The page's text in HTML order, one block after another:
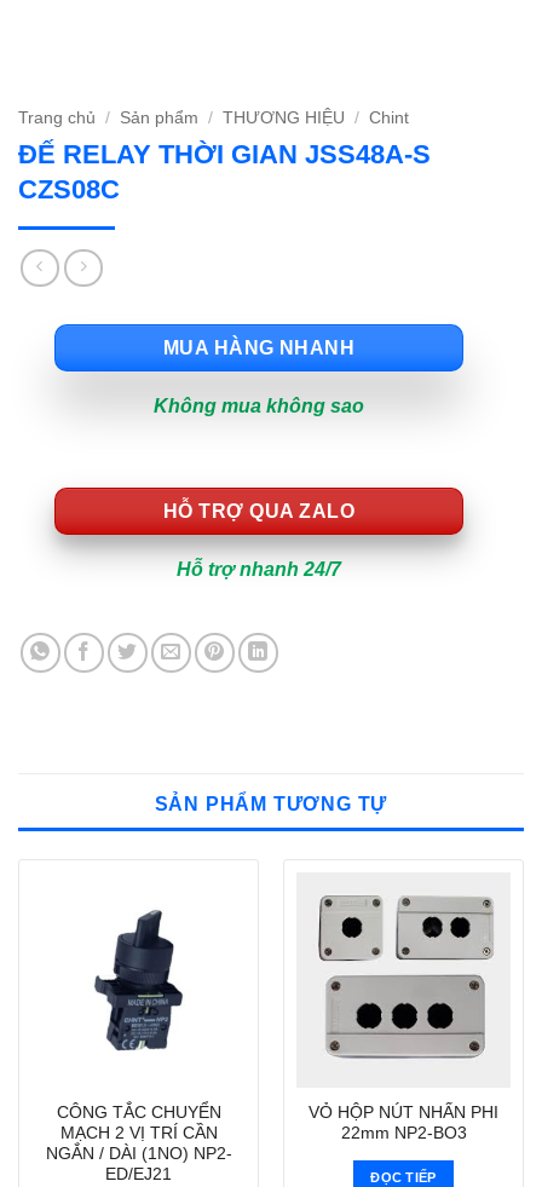
Trang chủ / Sản phẩm / THƯƠNG HIỆU / Chint
ĐẾ RELAY THỜI GIAN JSS48A-S
CZS08C
MUA HÀNG NHANH
Không mua không sao
HỖ TRỢ QUA ZALO
Hỗ trợ nhanh 24/7
SẢN PHẨM TƯƠNG TỰ
CÔNG TẮC CHUYỂN
MẠCH 2 VỊ TRÍ CẦN
NGẮN / DÀI (1NO) NP2-
ED/EJ21
VỎ HỘP NÚT NHẤN PHI
22mm NP2-BO3
ĐỌC TIẾP